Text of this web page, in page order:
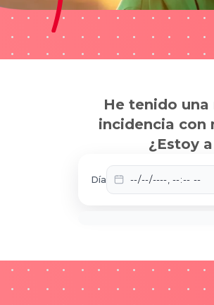
He tenido
incidencia
¿Estoy
Día